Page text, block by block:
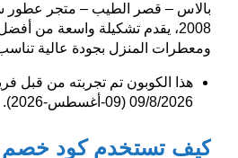
بالاس – قصر الطيب – متجر
2008، يقدم تشكيلة واسعة من
ومعطرات المنزل بجودة عالية
هذا الكوبون تم تجربته من قبل
09/8/2026 (09-أغسطس-2026).
كيف تستخدم كود خصم